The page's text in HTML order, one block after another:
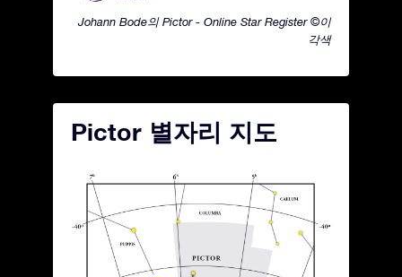
Johann Bode의 Pictor - Online Star Register ©이
각색
Pictor 별자리 지도